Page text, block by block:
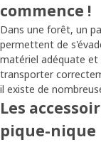
commence !
Dans une forêt, un
permettent de
matériel adéquate
transporter
il existe de
Les
pique-nique